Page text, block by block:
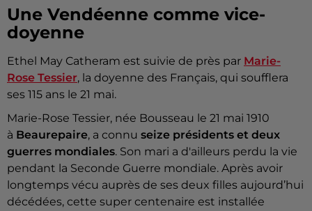
Une Vendéenne comme vice-
doyenne
Ethel May Catheram est suivie de près par Marie-
Rose Tessier, la doyenne des Français, qui soufflera
ses 115 ans le 21 mai.
Marie-Rose Tessier, née Bousseau le 21 mai 1910
à Beaurepaire, a connu seize présidents et deux
guerres mondiales. Son mari a d'ailleurs perdu la vie
pendant la Seconde Guerre mondiale. Après avoir
longtemps vécu auprès de ses deux filles aujourd’hui
décédées, cette super centenaire est installée